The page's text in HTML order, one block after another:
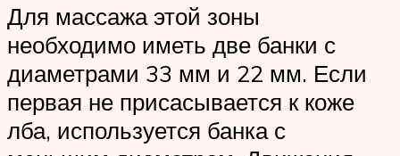
Для массажа этой зоны
необходимо иметь две банки с
диаметрами 33 мм и 22 мм. Если
первая не присасывается к коже
лба, используется банка с